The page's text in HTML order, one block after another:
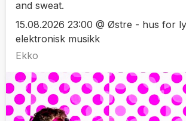
and sweat.
15.08.2026 23:00 @ Østre - hus for
elektronisk musikk
Ekko